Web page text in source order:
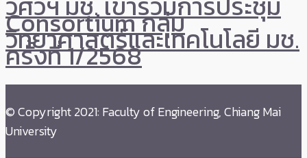
Consortium กลุ่ม
วิทยาศาสตร์และเทคโนโลยี มช.
ครั้งที่ 1/2568
© Copyright 2021: Faculty of Engineering, Chiang Mai
University